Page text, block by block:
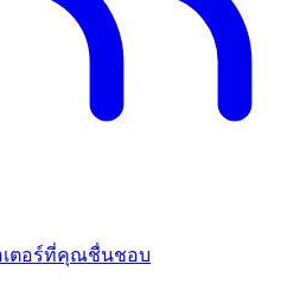
เตอร์ที่คุณชื่นชอบ